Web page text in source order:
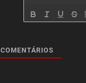
COMENTÁRIOS